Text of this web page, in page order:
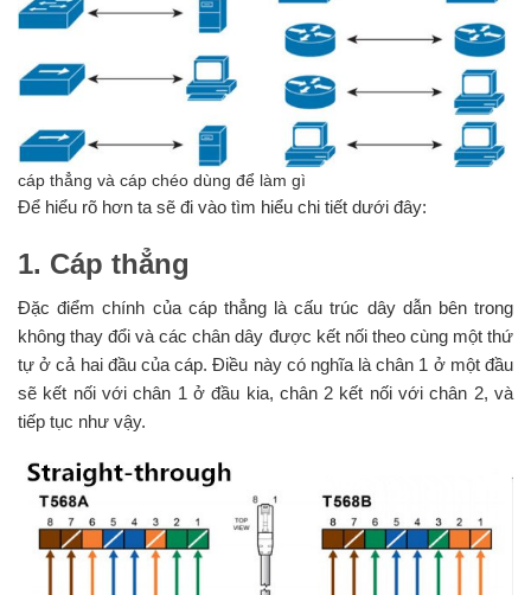
cáp thẳng và cáp chéo dùng để làm gì
Để hiểu rõ hơn ta sẽ đi vào tìm hiểu chi tiết dưới đây:
1. Cáp thẳng
Đặc điểm chính của cáp thẳng là cấu trúc dây dẫn bên trong
không thay đổi và các chân dây được kết nối theo cùng một thứ
tự ở cả hai đầu của cáp. Điều này có nghĩa là chân 1 ở một đầu
sẽ kết nối với chân 1 ở đầu kia, chân 2 kết nối với chân 2, và
tiếp tục như vậy.